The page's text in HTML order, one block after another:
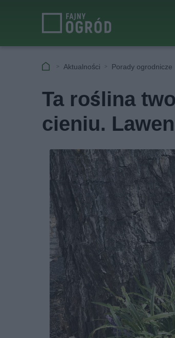
Aktualności Porady ogrodnicze
Ta roślina
cieniu.